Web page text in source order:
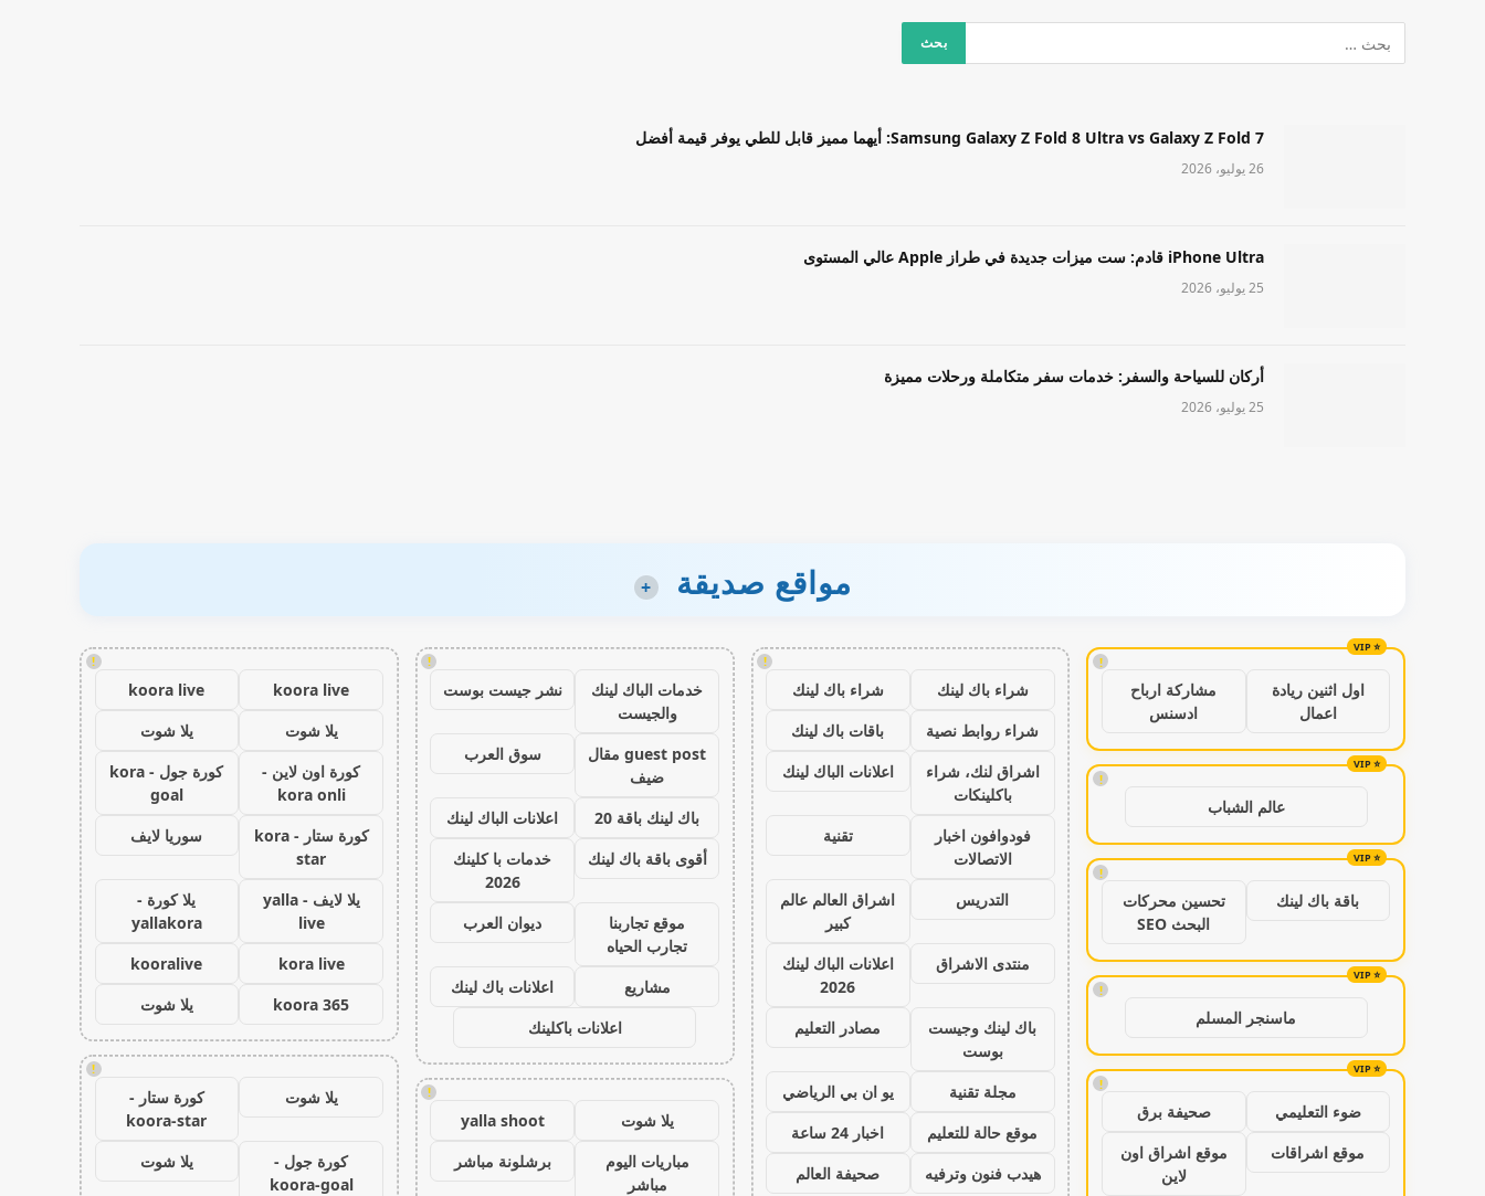
Samsung Galaxy Z Fold 8 Ultra vs Galaxy Z Fold 7: أيهما مميز قابل للطي يوفر قيمة أفضل
26 يوليو، 2026
iPhone Ultra قادم: ست ميزات جديدة في طراز Apple عالي المستوى
25 يوليو، 2026
أركان للسياحة والسفر: خدمات سفر متكاملة ورحلات مميزة
25 يوليو، 2026
مواقع صديقة +
!
اول اثنين ريادة
اعمال
مشاركة ارباح
ادسنس
!
عالم الشباب
!
باقة باك لينك
تحسين محركات
البحث SEO
!
ماسنجر المسلم
!
ضوء التعليمي
صحيفة برق
موقع اشراقات
موقع اشراق اون
لاين
!
شراء باك لينك
شراء باك لينك
شراء روابط نصية
باقات باك لينك
اشراق لنك، شراء
باكلينكات
اعلانات الباك لينك
فودوافون اخبار
الاتصالات
تقنية
التدريس
اشراق العالم عالم
كبير
منتدى الاشراق
اعلانات الباك لينك
2026
باك لينك وجيست
بوست
مصادر التعليم
مجلة تقنية
يو ان بي الرياضي
موقع حالة للتعليم
اخبار 24 ساعة
هيدب فنون وترفيه
صحيفة العالم
!
خدمات الباك لينك
والجيست
نشر جيست بوست
guest post مقال
ضيف
سوق العرب
باك لينك باقة 20
اعلانات الباك لينك
أقوى باقة باك لينك
خدمات با كلينك
2026
موقع تجاربنا
تجارب الحياه
ديوان العرب
مشاريع
اعلانات باك لينك
اعلانات باكلينك
!
يلا شوت
yalla shoot
مباريات اليوم
مباشر
برشلونة مباشر
!
koora live
koora live
يلا شوت
يلا شوت
كورة اون لاين -
kora onli
كورة جول - kora
goal
كورة ستار - kora
star
سوريا لايف
يلا لايف - yalla
live
يلا كورة -
yallakora
kora live
kooralive
koora 365
يلا شوت
!
يلا شوت
كورة ستار -
koora-star
كورة جول -
koora-goal
يلا شوت